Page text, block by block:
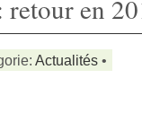
en
Actualités •